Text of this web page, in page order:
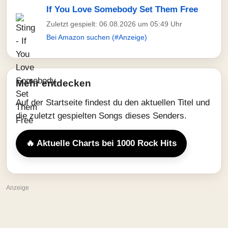
If You Love Somebody Set Them Free
Zuletzt gespielt: 06.08.2026 um 05:49 Uhr
Bei Amazon suchen (#Anzeige)
Mehr entdecken
Auf der Startseite findest du den aktuellen Titel und
die zuletzt gespielten Songs dieses Senders.
🔥 Aktuelle Charts bei 1000 Rock Hits
Anzeige